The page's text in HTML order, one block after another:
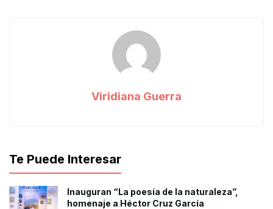
Viridiana Guerra
Te Puede Interesar
Inauguran “La poesía de la naturaleza”,
homenaje a Héctor Cruz García